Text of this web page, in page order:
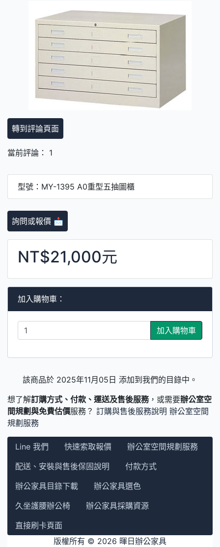
轉到評論頁面
當前評論： 1
型號：MY-1395 A0重型五抽圖櫃
詢問或報價 📩
NT$21,000元
加入購物車：
加入購物車
該商品於 2025年11月05日 添加到我們的目錄中。
想了解訂購方式、付款、運送及售後服務，或需要辦公室空
間規劃與免費估價服務？ 訂購與售後服務說明 辦公室空間
規劃服務
Line 我們 快速索取報價
辦公室空間規劃服務
配送、安裝與售後保固說明
付款方式
辦公家具目錄下載
辦公家具選色
久坐護腰辦公椅
辦公家具採購資源
直接刷卡頁面
版權所有 © 2026 暉日辦公家具